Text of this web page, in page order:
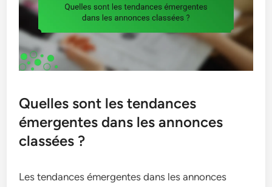
Quelles sont les tendances
émergentes dans les annonces
classées ?
Les tendances émergentes dans les annonces